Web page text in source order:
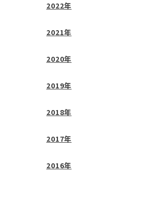
2022年
2021年
2020年
2019年
2018年
2017年
2016年